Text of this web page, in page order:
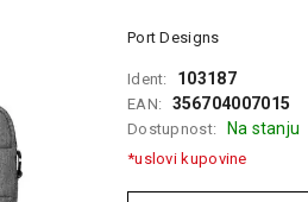
Port Designs
Ident: 103187
EAN: 356704007015
Dostupnost: Na stanju
*uslovi kupovine